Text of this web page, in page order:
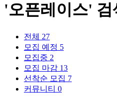
'오픈레이스' 검
전체 27
모집 예정 5
모집중 2
모집 마감 13
선착순 모집 7
커뮤니티 0